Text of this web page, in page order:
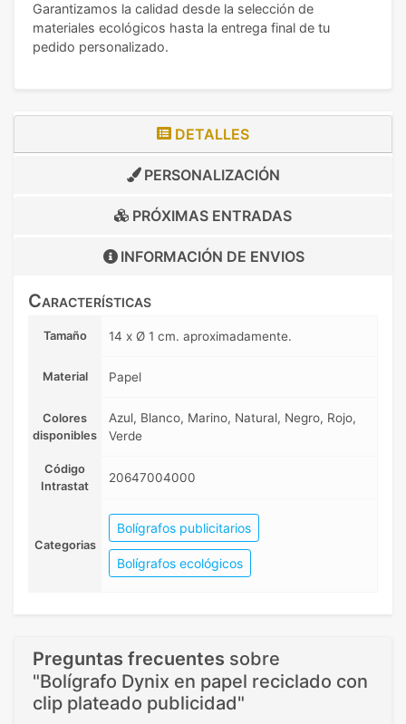
Garantizamos la calidad desde la selección de
materiales ecológicos hasta la entrega final de tu
pedido personalizado.
DETALLES
PERSONALIZACIÓN
PRÓXIMAS ENTRADAS
INFORMACIÓN DE ENVIOS
Características
Tamaño 14 x Ø 1 cm. aproximadamente.
Material Papel
Colores
disponibles
Azul, Blanco, Marino, Natural, Negro, Rojo,
Verde
Código
Intrastat
20647004000
Categorias
Bolígrafos publicitarios
Bolígrafos ecológicos
Preguntas frecuentes sobre
"Bolígrafo Dynix en papel reciclado con
clip plateado publicidad"